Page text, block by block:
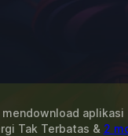
aplikasi
Tak Terbatas & 2